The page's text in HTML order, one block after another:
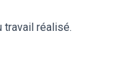
travail réalisé.